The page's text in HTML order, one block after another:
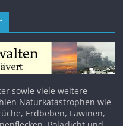
sowie viele weitere
Naturkatastrophen wie
Erdbeben, Lawinen,